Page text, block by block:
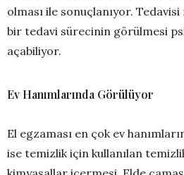
olması ile sonuçlanıyor.
bir tedavi sürecinin görülmesi
açabiliyor.
Ev Hanımlarında Görülüyor
El egzaması en çok ev
ise temizlik için kullanılan